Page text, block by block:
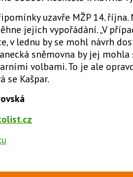
uzavře MŽP 14.
jejich vypořádání. „V
v lednu by se mohl návrh
sněmovna by jej
volbami. To je ale
se Kašpar.